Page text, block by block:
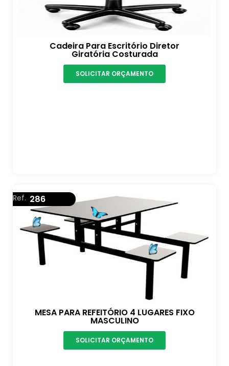
Cadeira Para Escritório Diretor
Giratória Costurada
SOLICITAR ORÇAMENTO
MESA PARA REFEITÓRIO 4 LUGARES FIXO
MASCULINO
Ref. 286
SOLICITAR ORÇAMENTO